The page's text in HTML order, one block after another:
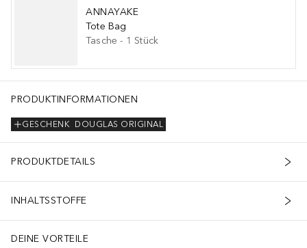
ANNAYAKE
Tote Bag
Tasche - 1 Stück
PRODUKTINFORMATIONEN
DOUGLAS ORIGINAL
GESCHENK
PRODUKTDETAILS
INHALTSSTOFFE
DEINE VORTEILE